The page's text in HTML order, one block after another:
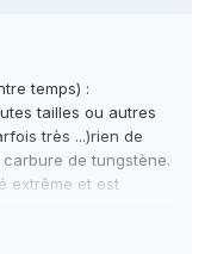
temps) :
tailles ou autres
très ...)rien de
de tungstène.
extrême et est
une dureté de 10